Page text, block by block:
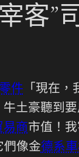
客”
件 「現在，
牛土豪聽到要
易商 市值！
們像金德系